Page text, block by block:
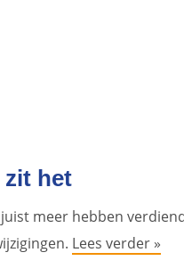
zit het
meer hebben
Lees verder »